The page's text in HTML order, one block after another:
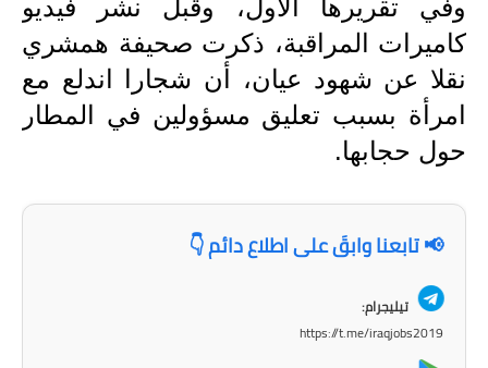
المرحلة الابتدائية
المرحلة المتوسطة
المرحلة الاعدادية
اخبار وقرارات وزارة التعليم
العالي
وفي تقريرها الأول، وقبل نشر فيديو
كاميرات المراقبة، ذكرت صحيفة همشري
نقلا عن شهود عيان، أن شجارا اندلع مع
امرأة بسبب تعليق مسؤولين في المطار
حول حجابها.
📢 تابعنا وابقَ على اطلاع دائم 👇
تيليجرام:
https://t.me/iraqjobs2019